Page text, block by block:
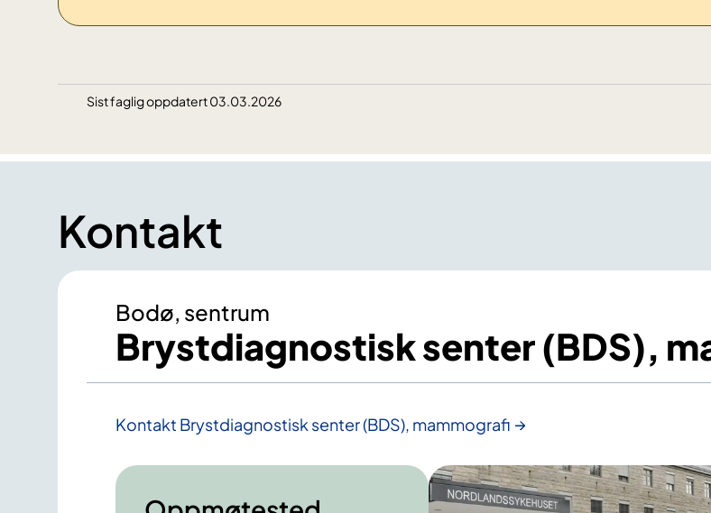
Sist faglig oppdatert 03.03.2026
Kontakt
Bodø, sentrum
Brystdiagnostisk senter (BDS),
Kontakt Brystdiagnostisk senter (BDS), mammografi